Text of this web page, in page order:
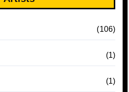
(106)
(1)
(1)